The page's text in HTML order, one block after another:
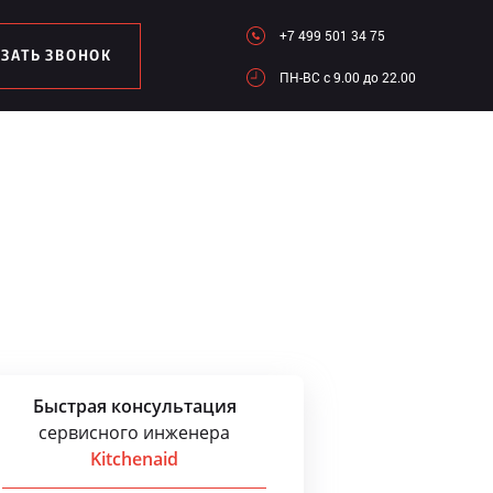
ЗВОНОК
+7 499 501 34 75
ПН-ВC c 9.00 до 22.00
Быстрая консультация
сервисного инженера
Kitchenaid